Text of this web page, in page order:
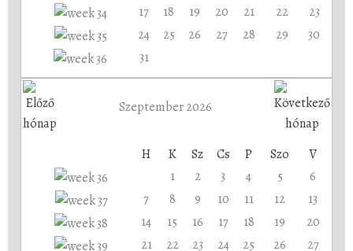
17
18 19 20 21 22
23
24
25 26 27 28 29
30
31
Szeptember 2026
H K Sz Cs P Szo
V
1
2 3 4 5
6
7
8 9 10 11 12
13
14
15 16 17 18 19
20
21
22 23 24 25 26
27